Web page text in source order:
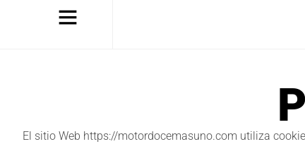
El sitio Web https://motordocemasuno.com utiliza